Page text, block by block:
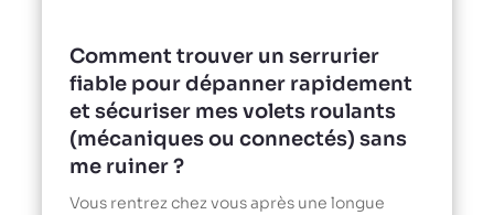
Comment trouver un serrurier
fiable pour dépanner rapidement
et sécuriser mes volets roulants
(mécaniques ou connectés) sans
me ruiner ?
Vous rentrez chez vous après une longue